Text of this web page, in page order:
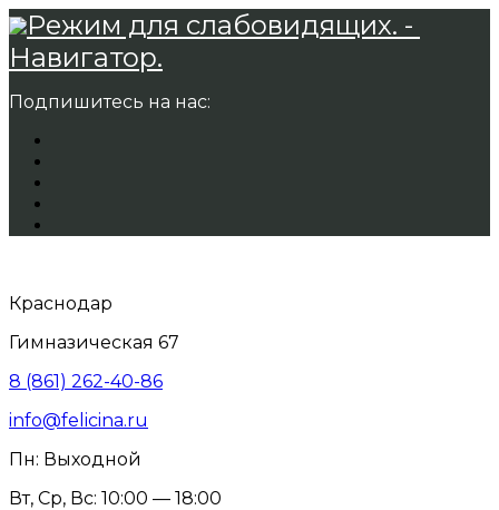
Режим для слабовидящих. -
Навигатор.
Подпишитесь на нас:
Краснодар
Гимназическая 67
8 (861) 262-40-86
info@felicina.ru
Пн: Выходной
Вт, Ср, Вс: 10:00 — 18:00